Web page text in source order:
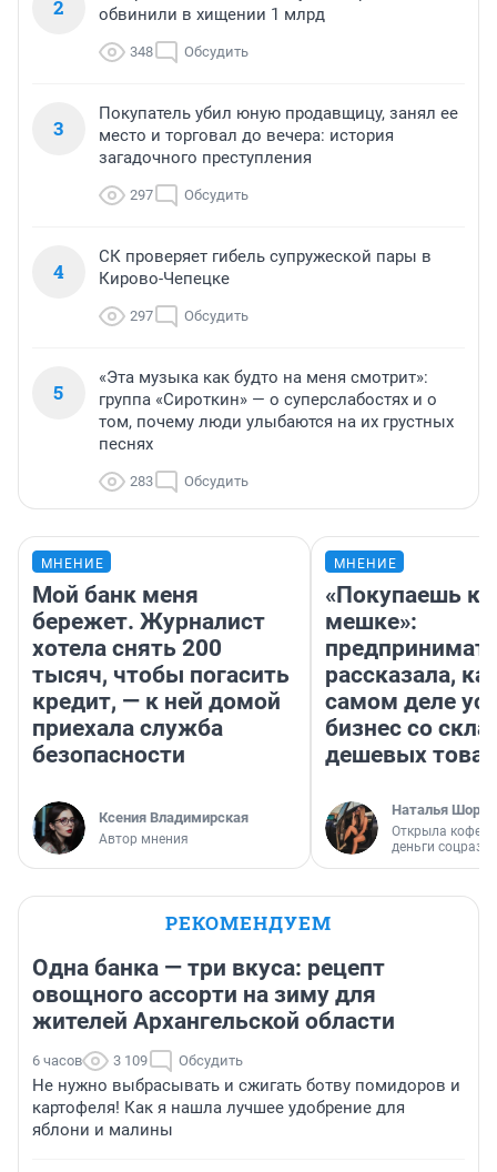
2
обвинили в хищении 1 млрд
348 Обсудить
3
Покупатель убил юную продавщицу, занял ее
место и торговал до вечера: история
загадочного преступления
297 Обсудить
4
СК проверяет гибель супружеской пары в
Кирово-Чепецке
297 Обсудить
5
«Эта музыка как будто на меня смотрит»:
группа «Сироткин» — о суперслабостях и о
том, почему люди улыбаются на их грустных
песнях
283 Обсудить
МНЕНИЕ
Мой банк меня
бережет. Журналист
хотела снять 200
тысяч, чтобы погасить
кредит, — к ней домой
приехала служба
безопасности
Ксения Владимирская
Автор мнения
МНЕНИЕ
«Покупаешь
мешке»:
рассказала,
самом деле
бизнес со
дешевых
Наталья
Открыла
деньги
РЕКОМЕНДУЕМ
Одна банка — три вкуса: рецепт
овощного ассорти на зиму для
жителей Архангельской области
6 часов 3 109 Обсудить
Не нужно выбрасывать и сжигать ботву помидоров и
картофеля! Как я нашла лучшее удобрение для
яблони и малины